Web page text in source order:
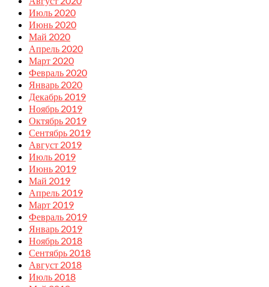
Июль 2020
Июнь 2020
Май 2020
Апрель 2020
Март 2020
Февраль 2020
Январь 2020
Декабрь 2019
Ноябрь 2019
Октябрь 2019
Сентябрь 2019
Август 2019
Июль 2019
Июнь 2019
Май 2019
Апрель 2019
Март 2019
Февраль 2019
Январь 2019
Ноябрь 2018
Сентябрь 2018
Август 2018
Июль 2018